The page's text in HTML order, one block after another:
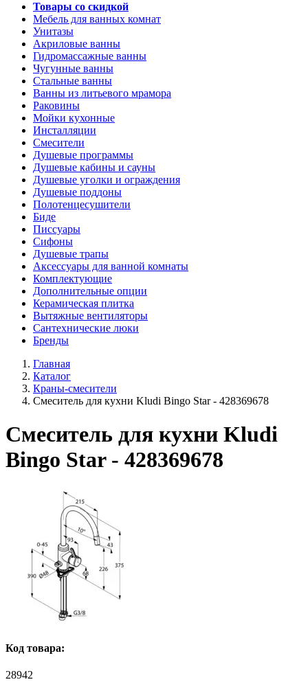
Товары со скидкой
Мебель для ванных комнат
Унитазы
Акриловые ванны
Гидромассажные ванны
Чугунные ванны
Стальные ванны
Ванны из литьевого мрамора
Раковины
Мойки кухонные
Инсталляции
Смесители
Душевые программы
Душевые кабины и сауны
Душевые уголки и ограждения
Душевые поддоны
Полотенцесушители
Биде
Писсуары
Сифоны
Душевые трапы
Аксессуары для ванной комнаты
Комплектующие
Дополнительные опции
Керамическая плитка
Вытяжные вентиляторы
Сантехнические люки
Бренды
Главная
Каталог
Краны-смесители
Смеситель для кухни Kludi Bingo Star - 428369678
Смеситель для кухни Kludi
Bingo Star - 428369678
Код товара:
28942